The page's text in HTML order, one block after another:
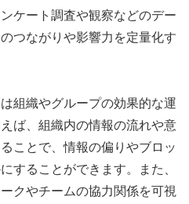
ケート調査や観察などのデー
つながりや影響力を定量化す
組織やグループの効果的な運
ば、組織内の情報の流れや意
ことで、情報の偏りやブロッ
することができます。また、
クやチームの協力関係を可視